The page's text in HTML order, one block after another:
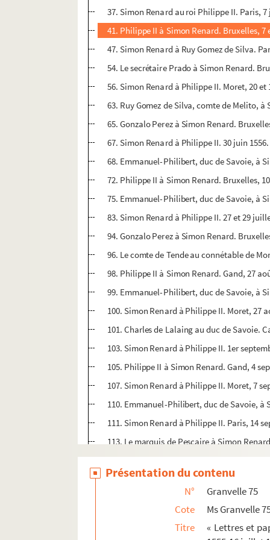
37. Simon Renard au roi Philippe II. Paris,
41. Philippe II à Simon Renard. Bruxelles, 7
47. Simon Renard à Ruy Gomez de Silva.
54. Le secrétaire Prado à Simon Renard.
56. Simon Renard à Philippe II. Moret, 20 et
63. Ruy Gomez de Silva, comte de Melito,
65. Gonzalo Perez à Simon Renard.
67. Simon Renard à Philippe II. 30 juin
68. Emmanuel-Philibert, duc de Savoie, à
72. Philippe II à Simon Renard. Bruxelles,
75. Emmanuel-Philibert, duc de Savoie, à
83. Simon Renard à Philippe II. 27 et 29
94. Gonzalo Perez à Simon Renard.
96. Le comte de Tende au connétable de
98. Philippe II à Simon Renard. Gand, 27
99. Emmanuel-Philibert, duc de Savoie, à
100. Simon Renard à Philippe II. Moret, 27
101. Charles de Lalaing au duc de Savoie.
103. Simon Renard à Philippe II. 1er
105. Philippe II à Simon Renard. Gand, 4
107. Simon Renard à Philippe II. Moret, 7
110. Emmanuel-Philibert, duc de Savoie, à
111. Simon Renard à Philippe II. Paris, 14
113. Le marquis de Pescaire à Simon
115. Ruy Gomez de Silva, comte de Melito,
119. Emmanuel-Philibert, duc de Savoie, à
121. Accord sur le fait des prisonniers. Copie
123. Simon Renard à Philippe II. Paris, 24
130. Simon Renard à la princesse de
Présentation du contenu
N°
Granvelle 75
Cote
Ms Granvelle
Titre
« Lettres et